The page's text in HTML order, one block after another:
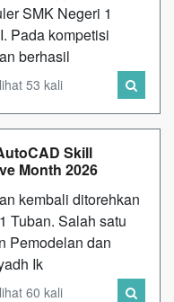
SMK Negeri 1
Pada kompetisi
berhasil
53 kali
Skill
Month 2026
kembali ditorehkan
Tuban. Salah satu
Pemodelan dan
Ik
60 kali